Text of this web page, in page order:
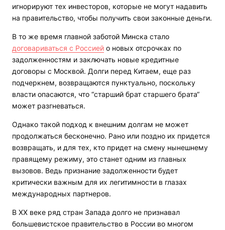
игнорируют тех инвесторов, которые не могут надавить
на правительство, чтобы получить свои законные деньги.
В то же время главной заботой Минска стало
договариваться с Россией о новых отсрочках по
задолженностям и заключать новые кредитные
договоры с Москвой. Долги перед Китаем, еще раз
подчеркнем, возвращаются пунктуально, поскольку
власти опасаются, что “старший брат старшего брата“
может разгневаться.
Однако такой подход к внешним долгам не может
продолжаться бесконечно. Рано или поздно их придется
возвращать, и для тех, кто придет на смену нынешнему
правящему режиму, это станет одним из главных
вызовов. Ведь признание задолженности будет
критически важным для их легитимности в глазах
международных партнеров.
В XX веке ряд стран Запада долго не признавал
большевистское правительство в России во многом